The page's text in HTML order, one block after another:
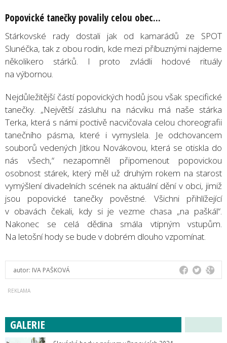
Popovické tanečky povalily celou obec...
Stárkovské rady dostali jak od kamarádů ze SPOT
Slunéčka, tak z obou rodin, kde mezi příbuznými najdeme
několikero stárků. I proto zvládli hodové rituály
na výbornou.
Nejdůležitější částí popovických hodů jsou však specifické
tanečky. „Největší zásluhu na nácviku má naše stárka
Terka, která s námi poctivě nacvičovala celou choreografii
tanečního pásma, které i vymyslela. Je odchovancem
souborů vedených Jitkou Novákovou, která se otiskla do
nás všech,“ nezapomněl připomenout popovickou
osobnost stárek, který měl už druhým rokem na starost
vymýšlení divadelních scének na aktuální dění v obci, jimiž
jsou popovické tanečky pověstné. Všichni přihlížející
v obavách čekali, kdy si je vezme chasa „na paškál“.
Nakonec se celá dědina smála vtipným vstupům.
Na letošní hody se bude v dobrém dlouho vzpomínat.
autor: IVA PAŠKOVÁ
GALERIE